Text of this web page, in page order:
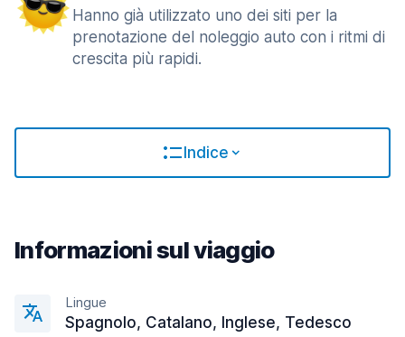
Hanno già utilizzato uno dei siti per la
prenotazione del noleggio auto con i ritmi di
crescita più rapidi.
Indice
Informazioni sul viaggio
Lingue
Spagnolo, Catalano, Inglese, Tedesco